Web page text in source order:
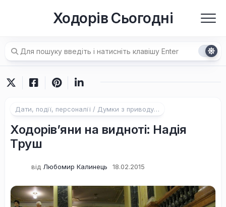
Ходорів Сьогодні
Дати, події, персоналії / Думки з приводу…
Ходорів’яни на видноті: Надія
Труш
від Любомир Калинець 18.02.2015